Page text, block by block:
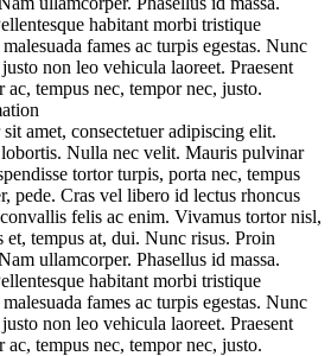
habitant morbi tristique
fames ac turpis egestas. Nunc
non leo vehicula laoreet. Praesent
tempus nec, tempor nec, justo.
amet, consectetuer adipiscing elit.
Nulla nec velit. Mauris pulvinar
tortor turpis, porta nec, tempus
pede. Cras vel libero id lectus rhoncus
felis ac enim. Vivamus tortor nisl,
tempus at, dui. Nunc risus. Proin
ullamcorper. Phasellus id massa.
habitant morbi tristique
fames ac turpis egestas. Nunc
non leo vehicula laoreet. Praesent
tempus nec, tempor nec, justo.